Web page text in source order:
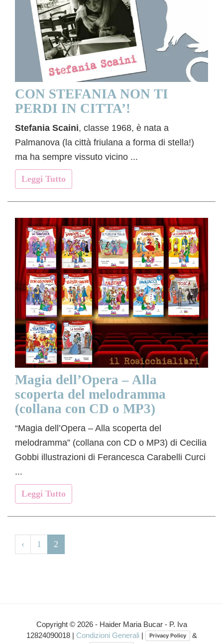
CON STEFANIA NON TI
PERDI IN CITTA’!
Stefania Scaini, classe 1968, è nata a
Palmanova (la città friulana a forma di stella!)
ma ha sempre vissuto vicino ...
Leggi Tutto
Magia dell’Opera – Alla
scoperta del melodramma
(collana con CD o MP3)
“Magia dell’Opera – Alla scoperta del
melodramma” (collana con CD o MP3) di Cecilia
Gobbi illustrazioni di Ferancesca Carabelli Curci
...
Leggi Tutto
‹ 1 2
Copyright © 2026 - Haider Maria Bucar - P. Iva
12824090018 | Condizioni Generali | Privacy Policy &